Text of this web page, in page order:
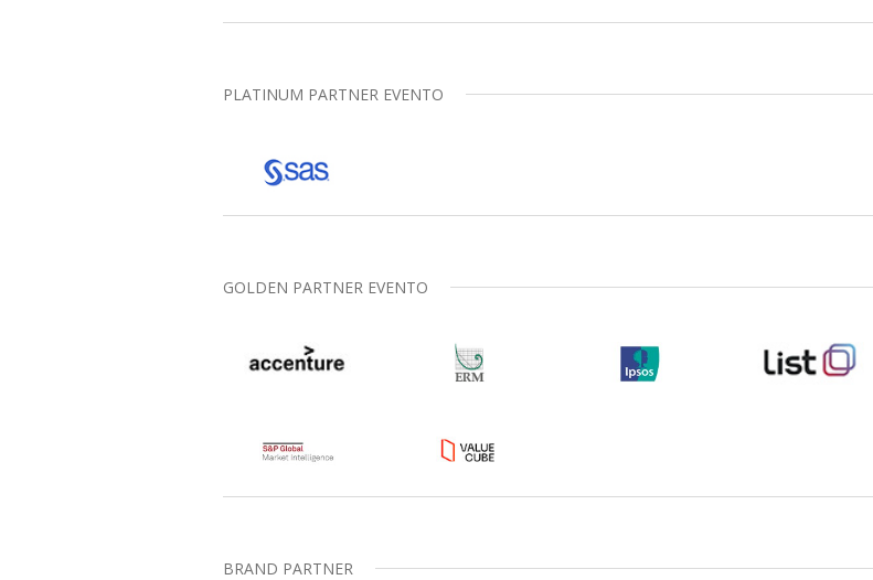
PLATINUM PARTNER EVENTO
GOLDEN PARTNER EVENTO
BRAND PARTNER